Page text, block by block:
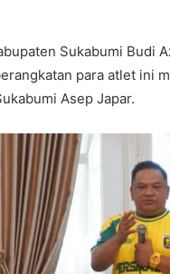
Sukabumi Budi
para atlet ini
Asep Japar.